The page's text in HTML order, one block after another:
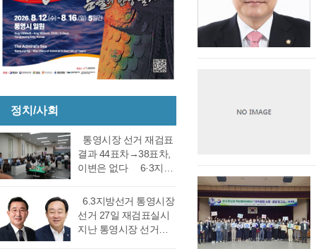
정치/사회
통영시장 선거 재검표
결과 44표차→38표차,
이변은 없다 6·3지방
검표 결과 강석주 시장
이 38표차로 6표가 변
동되었으나 천영기 당
6.3지방선거 통영시장
선거 27일 재검표실시
지난 통영시장 선거에